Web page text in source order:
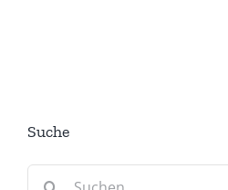
Suche
Suche